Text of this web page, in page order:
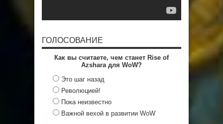
ГОЛОСОВАНИЕ
Как вы считаете, чем станет Rise of
Azshara для WoW?
Это шаг назад
Революцией!
Пока неизвестно
Важной вехой в развитии WoW